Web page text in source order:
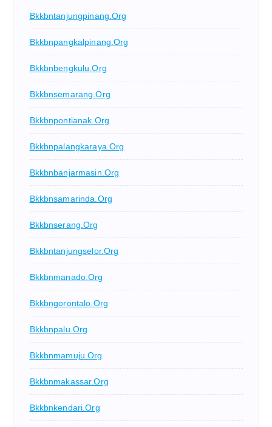
Bkkbntanjungpinang.org
Bkkbnpangkalpinang.org
Bkkbnbengkulu.org
Bkkbnsemarang.org
Bkkbnpontianak.org
Bkkbnpalangkaraya.org
Bkkbnbanjarmasin.org
Bkkbnsamarinda.org
Bkkbnserang.org
Bkkbntanjungselor.org
Bkkbnmanado.org
Bkkbngorontalo.org
Bkkbnpalu.org
Bkkbnmamuju.org
Bkkbnmakassar.org
Bkkbnkendari.org